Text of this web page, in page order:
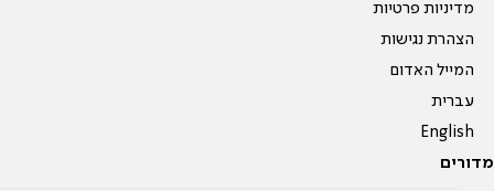
מדיניות פרטיות
הצהרת נגישות
המייל האדום
עברית
English
מדורים